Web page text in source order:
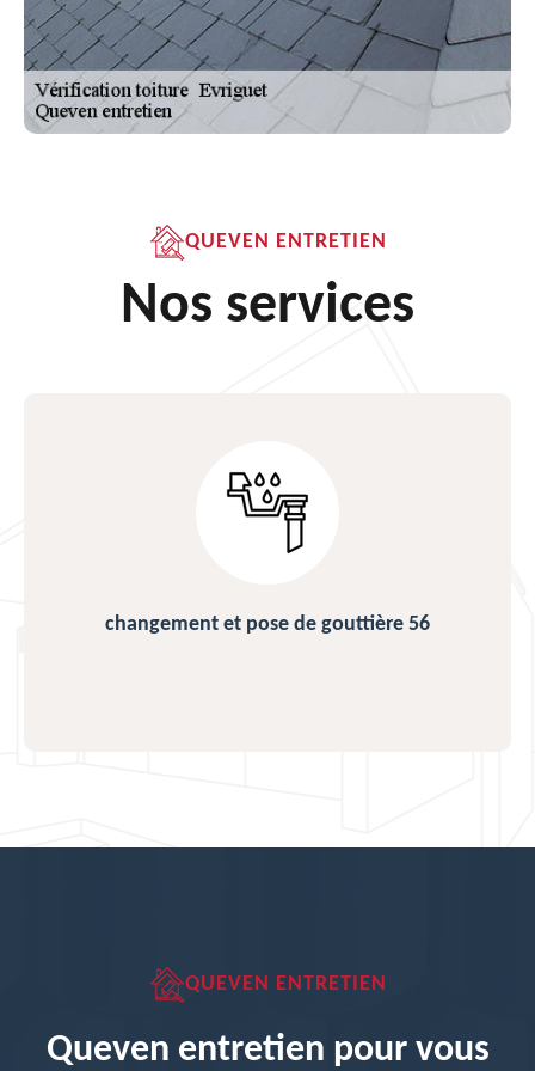
QUEVEN ENTRETIEN
Nos services
changement et pose de gouttière 56
QUEVEN ENTRETIEN
Queven entretien pour vous